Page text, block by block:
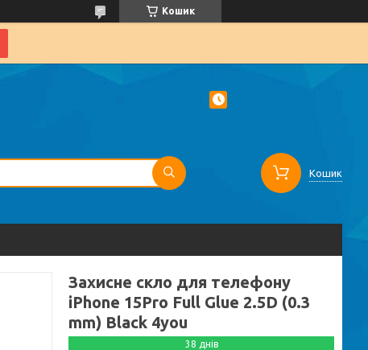
Кошик
Кошик
Захисне скло для телефону
iPhone 15Pro Full Glue 2.5D (0.3
mm) Black 4you
38 днів